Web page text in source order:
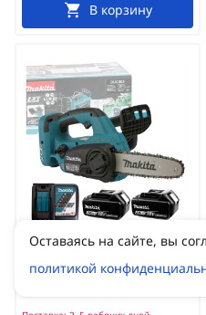
В корзину
Артикул: 17106
DUC302RF2
Оставаясь на сайте, вы
политикой